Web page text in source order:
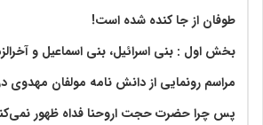
طوفان از جا کنده شده است!
بخش اول : بنی اسرائیل، بنی اسماعیل و
مراسم رونمایی از دانش نامه مولفان مهدوی
پس چرا حضرت حجت اروحنا فداه ظهور